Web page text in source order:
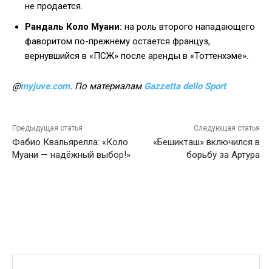
не продается.
Рандаль Коло Муани: на роль второго нападающего
фаворитом по-прежнему остается француз,
вернувшийся в «ПСЖ» после аренды в «Тоттенхэме».
@myjuve.com. По материалам Gazzetta dello Sport
Предыдущая статья
Фабио Квальярелла: «Коло
Муани — надёжный выбор!»
Следующая статья
«Бешикташ» включился в
борьбу за Артура